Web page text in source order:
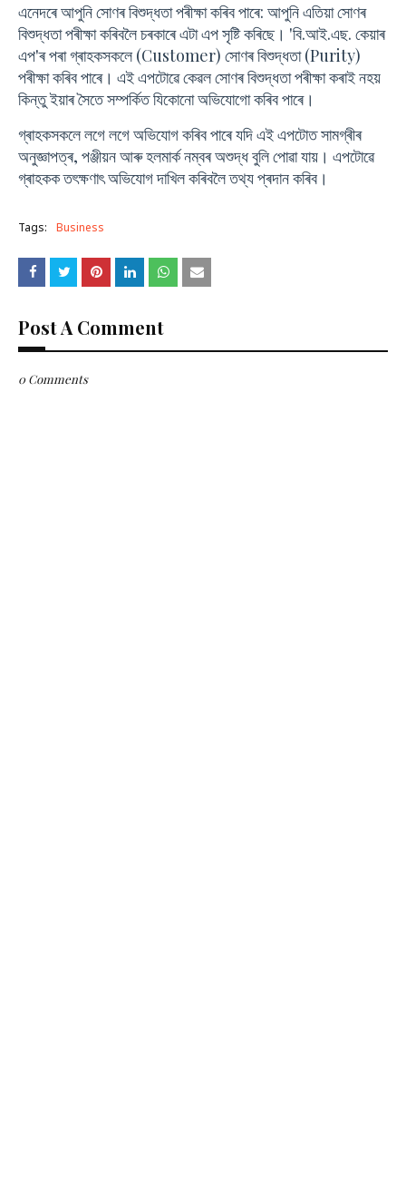
এনেদৰে আপুনি সোণৰ বিশুদ্ধতা পৰীক্ষা কৰিব পাৰে: আপুনি এতিয়া সোণৰ
বিশুদ্ধতা পৰীক্ষা কৰিবলৈ চৰকাৰে এটা এপ সৃষ্টি কৰিছে। 'বি.আই.এছ. কেয়াৰ
এপ'ৰ পৰা গ্ৰাহকসকলে (Customer) সোণৰ বিশুদ্ধতা (Purity)
পৰীক্ষা কৰিব পাৰে। এই এপটোৱে কেৱল সোণৰ বিশুদ্ধতা পৰীক্ষা কৰাই নহয়
কিন্তু ইয়াৰ সৈতে সম্পৰ্কিত যিকোনো অভিযোগো কৰিব পাৰে।
গ্ৰাহকসকলে লগে লগে অভিযোগ কৰিব পাৰে যদি এই এপটোত সামগ্ৰীৰ
অনুজ্ঞাপত্ৰ, পঞ্জীয়ন আৰু হলমাৰ্ক নম্বৰ অশুদ্ধ বুলি পোৱা যায়। এপটোৱে
গ্ৰাহকক তৎক্ষণাৎ অভিযোগ দাখিল কৰিবলৈ তথ্য প্ৰদান কৰিব।
Tags: Business
Post A Comment
0 Comments